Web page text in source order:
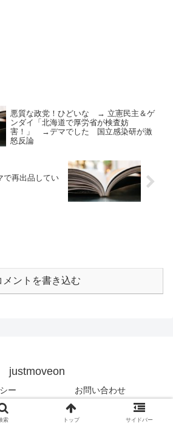
悪質な政党！ひどいな → 立憲民主＆ゲ
ンダイ「北海道で厚労省が検査妨
害！」 →デマでした 国立感染研が激
怒反論
で再出品してい
メントを書き込む
justmoveon
ー お問い合わせ
justmoveon All Rights Reserved.
索 トップ サイドバー